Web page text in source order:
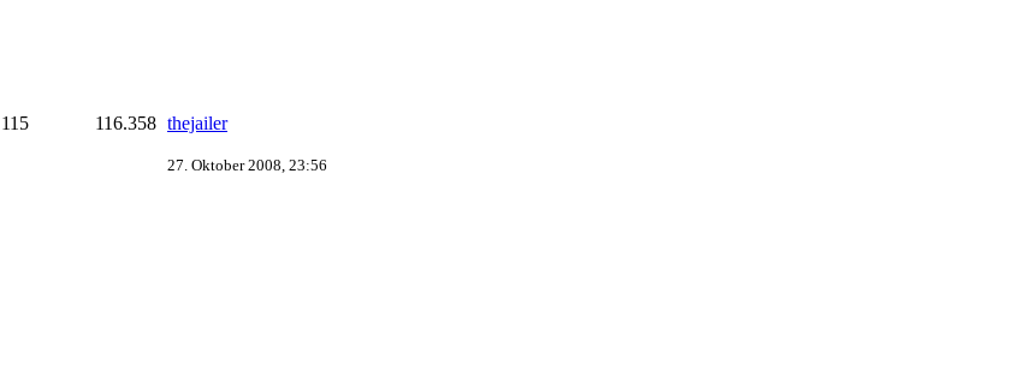
115 116.358 thejailer
27. Oktober 2008, 23:56